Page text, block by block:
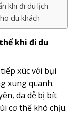
khi đi du lịch
du khách
khi đi du
xúc với bụi
xung quanh.
da dễ bị bít
cơ thể khó chịu.